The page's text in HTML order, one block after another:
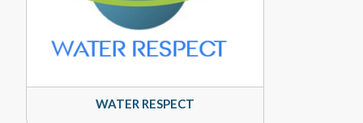
WATER RESPECT